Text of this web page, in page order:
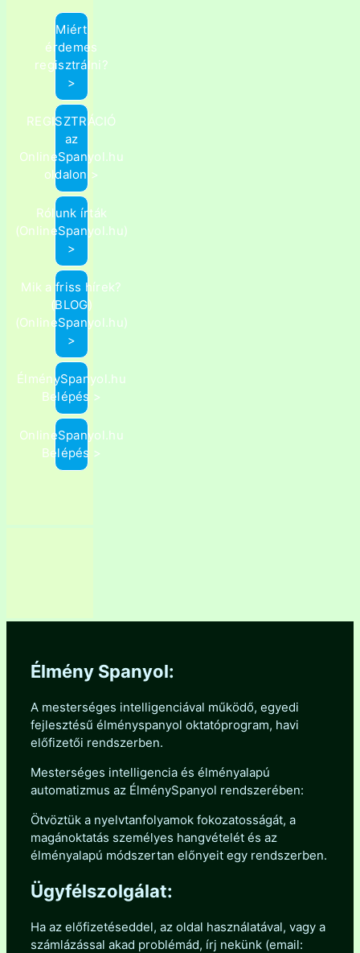
Miért
érdemes
regisztrálni?
>
REGISZTRÁCIÓ
az
OnlineSpanyol.hu
oldalon >
Rólunk írták
(OnlineSpanyol.hu)
>
Mik a friss hírek?
(BLOG)
(OnlineSpanyol.hu)
>
ÉlménySpanyol.hu
Belépés >
OnlineSpanyol.hu
Belépés >
Élmény Spanyol:
A mesterséges intelligenciával működő, egyedi
fejlesztésű élményspanyol oktatóprogram, havi
előfizetői rendszerben.
Mesterséges intelligencia és élményalapú
automatizmus az ÉlménySpanyol rendszerében:
Ötvöztük a nyelvtanfolyamok fokozatosságát, a
magánoktatás személyes hangvételét és az
élményalapú módszertan előnyeit egy rendszerben.
Ügyfélszolgálat:
Ha az előfizetéseddel, az oldal használatával, vagy a
számlázással akad problémád, írj nekünk (email: